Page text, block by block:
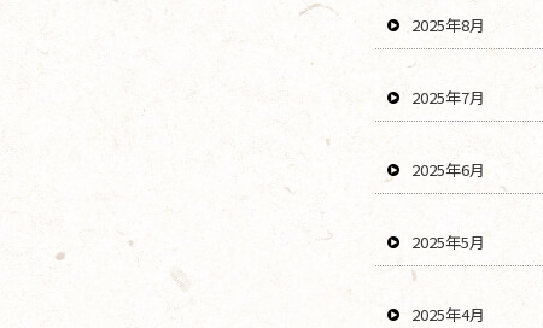
2025年8月
2025年7月
2025年6月
2025年5月
2025年4月